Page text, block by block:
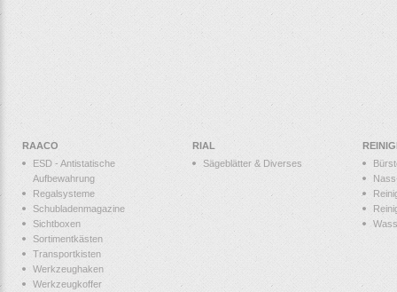
RAACO
ESD - Antistatische
Aufbewahrung
Regalsysteme
Schubladenmagazine
Sichtboxen
Sortimentkästen
Transportkisten
Werkzeughaken
Werkzeugkoffer
RIAL
Sägeblätter & Diverses